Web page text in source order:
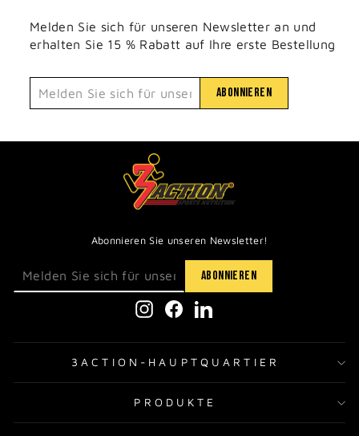
Melden Sie sich für unseren Newsletter an und
erhalten Sie 15 % Rabatt auf Ihre erste Bestellung
Abonnieren Sie unseren Newsletter!
InstagramFacebookLinkedIn
3ACTION-HAUPTQUARTIER
PRODUKTE